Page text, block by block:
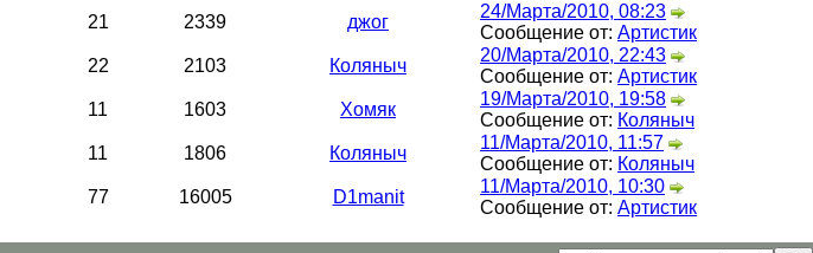
21 2339 джог
24/Марта/2010, 08:23
Сообщение от: Артистик
22 2103 Коляныч
20/Марта/2010, 22:43
Сообщение от: Артистик
11 1603 Хомяк
19/Марта/2010, 19:58
Сообщение от: Коляныч
11 1806 Коляныч
11/Марта/2010, 11:57
Сообщение от: Коляныч
77 16005 D1manit
11/Марта/2010, 10:30
Сообщение от: Артистик